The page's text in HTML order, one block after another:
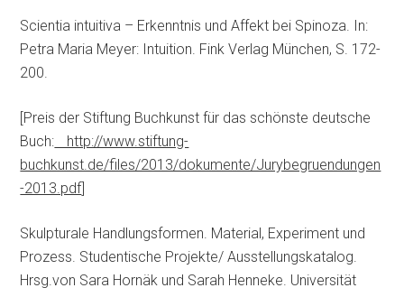
Scientia intuitiva – Erkenntnis und Affekt bei Spinoza. In:
Petra Maria Meyer: Intuition. Fink Verlag München, S. 172-
200.
[Preis der Stiftung Buchkunst für das schönste deutsche
Buch: http://www.stiftung-
buchkunst.de/files/2013/dokumente/Jurybegruendungen
-2013.pdf]
Skulpturale Handlungsformen. Material, Experiment und
Prozess. Studentische Projekte/ Ausstellungskatalog.
Hrsg.von Sara Hornäk und Sarah Henneke. Universität